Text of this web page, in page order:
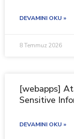
DEVAMINI OKU »
8 Temmuz 2026
[webapps]
Sensitive
DEVAMINI OKU »